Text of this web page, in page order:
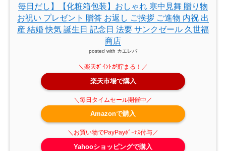
毎日だし】【化粧箱包装】おしゃれ 寒中見舞 贈り物
お祝い プレゼント 贈答 お返し ご挨拶 ご進物 内祝 出
産 結婚 快気 誕生日 記念日 法要 サンクゼール 久世福
商店
posted with カエレバ
楽天市場で購入
Amazonで購入
Yahooショッピングで購入